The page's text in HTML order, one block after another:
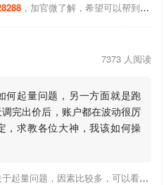
，加官微了解，希望可以帮到你！
7373 人阅读
何起量问题，另一方面就是跑
完出价后，账户都在波动很厉
，求教各位大神，我该如何操
Ocpc跑稳了，模型会自动调优，关于起量问题，因素比较多，可以看下靠谱推大神出的干货文章，都是经验总结，应该可以找到对应解决。